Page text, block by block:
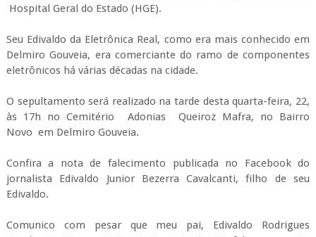
Hospital Geral do Estado (HGE).
Seu Edivaldo da Eletrônica Real, como era mais conhecido em
Delmiro Gouveia, era comerciante do ramo de componentes
eletrônicos há várias décadas na cidade.
O sepultamento será realizado na tarde desta quarta-feira, 22,
às 17h no Cemitério
Adonias Queiroz Mafra, no Bairro
Novo em Delmiro Gouveia.
Confira a nota de falecimento publicada no Facebook do
jornalista Edivaldo Junior Bezerra Cavalcanti, filho de seu
Edivaldo.
Comunico com pesar que meu pai, Edivaldo Rodrigues